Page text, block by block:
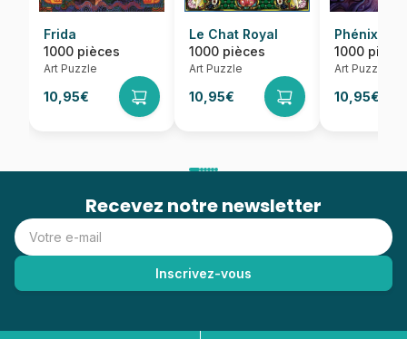
Frida
1000 pièces
Art Puzzle
10,95€
Le Chat Royal
1000 pièces
Art Puzzle
10,95€
Phénix
1000
Art Puzzle
10,95€
Recevez notre newsletter